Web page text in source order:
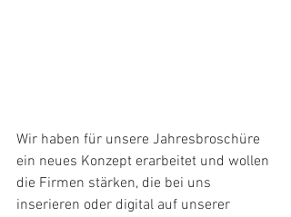
Wir haben für unsere Jahresbroschüre
ein neues Konzept erarbeitet und wollen
die Firmen stärken, die bei uns
inserieren oder digital auf unserer